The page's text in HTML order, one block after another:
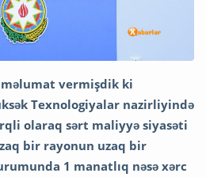
vermişdik ki
Texnologiyalar nazirliyində
olaraq sərt maliyyə siyasəti
bir rayonun uzaq bir
1 manatlıq nəsə xərc